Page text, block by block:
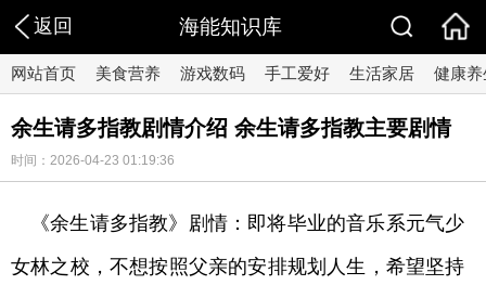
返回 海能知识库
网站首页 美食营养 游戏数码 手工爱好 生活家居 健康养
余生请多指教剧情介绍 余生请多指教主要剧情
时间：2026-04-23 01:19:36
《余生请多指教》剧情：即将毕业的音乐系元气少
女林之校，不想按照父亲的安排规划人生，希望坚持